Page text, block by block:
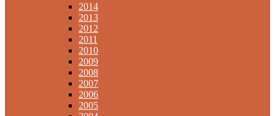
2014
2013
2012
2011
2010
2009
2008
2007
2006
2005